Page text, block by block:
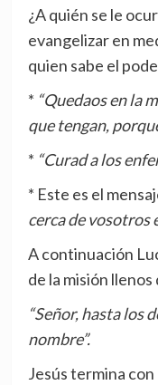
¿A quién se le
evangelizar en
quien sabe el
* “Quedaos en la
que tengan,
* “Curad a los
* Este es el
cerca de vosotros
A continuación
de la misión
“Señor, hasta los
nombre”.
Jesús termina